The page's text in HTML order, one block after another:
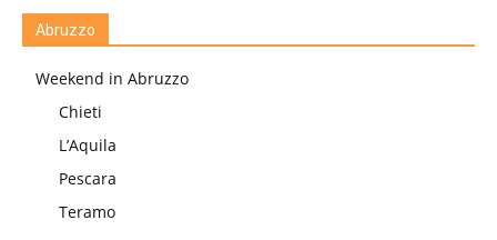
Abruzzo
Weekend in Abruzzo
Chieti
L’Aquila
Pescara
Teramo